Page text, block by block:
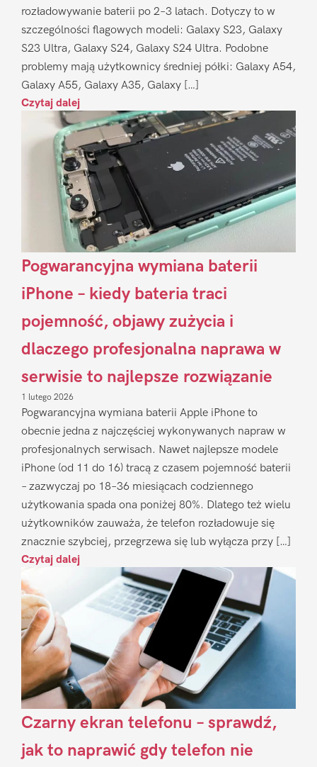
rozładowywanie baterii po 2–3 latach. Dotyczy to w
szczególności flagowych modeli: Galaxy S23, Galaxy
S23 Ultra, Galaxy S24, Galaxy S24 Ultra. Podobne
problemy mają użytkownicy średniej półki: Galaxy A54,
Galaxy A55, Galaxy A35, Galaxy […]
Czytaj dalej
Pogwarancyjna wymiana baterii
iPhone – kiedy bateria traci
pojemność, objawy zużycia i
dlaczego profesjonalna naprawa w
serwisie to najlepsze rozwiązanie
1 lutego 2026
Pogwarancyjna wymiana baterii Apple iPhone to
obecnie jedna z najczęściej wykonywanych napraw w
profesjonalnych serwisach. Nawet najlepsze modele
iPhone (od 11 do 16) tracą z czasem pojemność baterii
– zazwyczaj po 18–36 miesiącach codziennego
użytkowania spada ona poniżej 80%. Dlatego też wielu
użytkowników zauważa, że telefon rozładowuje się
znacznie szybciej, przegrzewa się lub wyłącza przy […]
Czytaj dalej
Czarny ekran telefonu – sprawdź,
jak to naprawić gdy telefon nie